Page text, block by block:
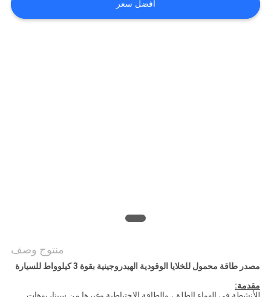
أسعار
افضل سعر
منتوج وصف
مصدر طاقة محمول للخلايا الوقودية الهيدروجينية بقوة 3 كيلوواط للسيارة
مقدمة: